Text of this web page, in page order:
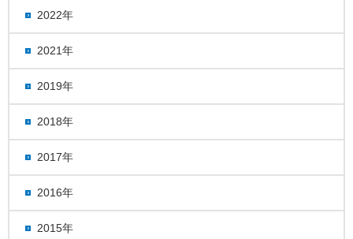
2022年
2021年
2019年
2018年
2017年
2016年
2015年